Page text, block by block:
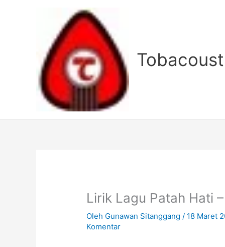
Lirik Lagu Patah Hati
Oleh Gunawan Sitanggang / 18 Maret
Komentar